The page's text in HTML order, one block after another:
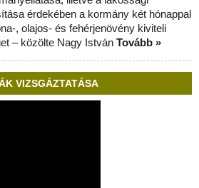
érdekében a kormány két hónappal
, olajos- és fehérjenövény kiviteli
– közölte Nagy István Tovább »
VIZSGÁZTATÁSA